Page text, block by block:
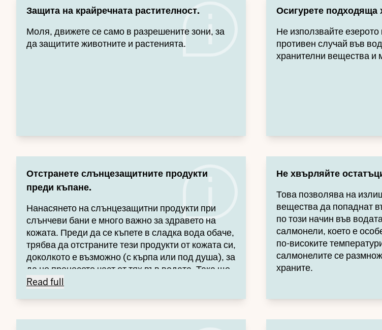
Защита на крайречната растителност.
Моля, движете се само в разрешените зони, за
да защитите животните и растенията.
Осигурете подходяща
Не използвайте
противен случай във
хранителни вещества и
Отстранете слънцезащитните продукти
преди къпане.
Нанасянето на слънцезащитни продукти при
слънчеви бани е много важно за здравето на
кожата. Преди да се къпете в сладка вода обаче,
трябва да отстраните тези продукти от кожата си,
доколкото е възможно (с кърпа или под душа), за
да не пренесете част от тях във водата. Така ще
предпазите водата от ненужно замърсяване.
Отстранете слънцезащитните продукти преди къпане. -
Read full
Не хвърляйте
Това позволява на
вещества да попаднат
по този начин във
салмонели, което е
по-високите
салмонелите се
храните.